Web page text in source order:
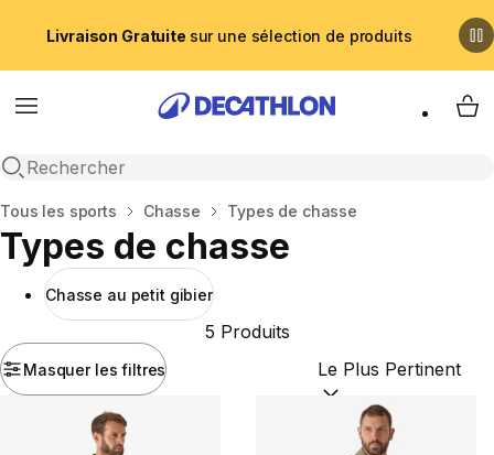
Livraison Gratuite sur une sélection de produits
Menu
Recherche ouverte
My
Accueil
Tous les sports Chasse Types de chasse
Types de chasse
Chasse au petit gibier
Masquer les filtres
5 Produits
Trier par :(optional)